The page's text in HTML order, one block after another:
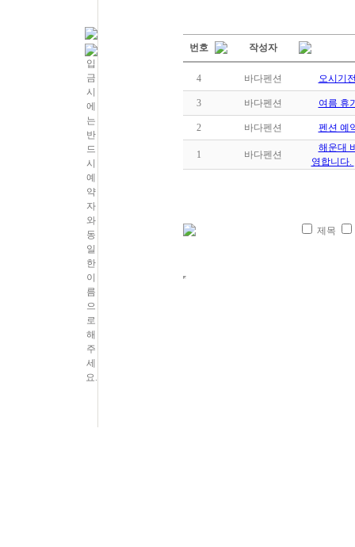
번호 작성자
4 바다펜션 오시기
3 바다펜션 여름 휴
2 바다펜션 펜션 예
1 바다펜션
해운대
영합니다.
제목